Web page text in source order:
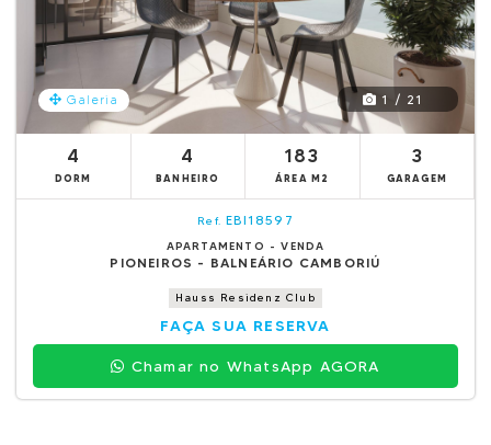
Galeria 1 / 21
4
DORM
4
BANHEIRO
183
ÁREA M2
3
GARAGEM
Ref. EBI18597
APARTAMENTO - VENDA
PIONEIROS - BALNEÁRIO CAMBORIÚ
Hauss Residenz Club
FAÇA SUA RESERVA
Chamar no WhatsApp AGORA